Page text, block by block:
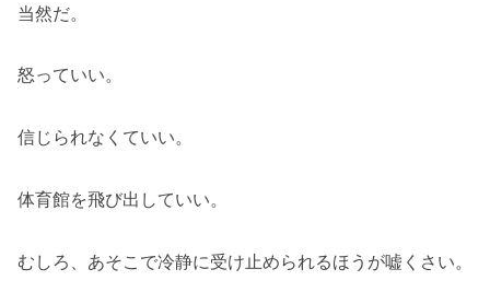
当然だ。
怒っていい。
信じられなくていい。
体育館を飛び出していい。
むしろ、あそこで冷静に受け止められるほうが嘘くさい。